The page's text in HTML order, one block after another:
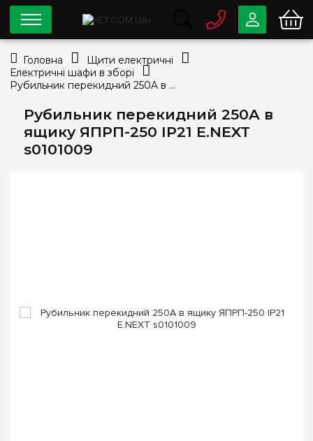
Рубильник перекидний 250A в
ящику ЯПРП-250 IP21 E.NEXT
s0101009
0 800
Viber Telegram
Головна
Щити електричні
Електричні шафи в зборі
Рубильник перекидний 250A в ящику ЯПРП-250 IP21 E.NEXT s0101009